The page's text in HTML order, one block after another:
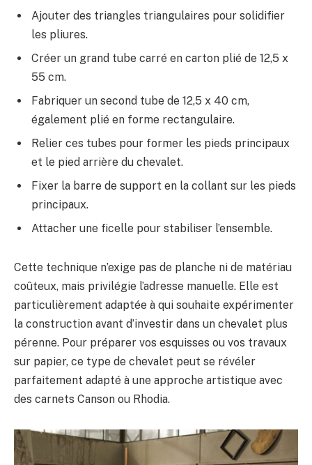
Ajouter des triangles triangulaires pour solidifier
les pliures.
Créer un grand tube carré en carton plié de 12,5 x
55 cm.
Fabriquer un second tube de 12,5 x 40 cm,
également plié en forme rectangulaire.
Relier ces tubes pour former les pieds principaux
et le pied arrière du chevalet.
Fixer la barre de support en la collant sur les pieds
principaux.
Attacher une ficelle pour stabiliser l’ensemble.
Cette technique n’exige pas de planche ni de matériau
coûteux, mais privilégie l’adresse manuelle. Elle est
particulièrement adaptée à qui souhaite expérimenter
la construction avant d’investir dans un chevalet plus
pérenne. Pour préparer vos esquisses ou vos travaux
sur papier, ce type de chevalet peut se révéler
parfaitement adapté à une approche artistique avec
des carnets Canson ou Rhodia.